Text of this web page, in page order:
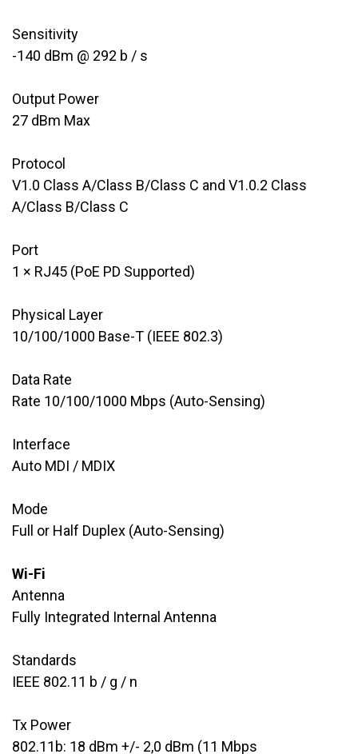
Sensitivity
​-140 dBm @ 292 b / s
Output Power
​27 dBm Max
Protocol
​V1.0 Class A/Class B/Class C and V1.0.2 Class
A/Class B/Class C
Port
​​1 × RJ45 (PoE PD Supported)
Physical Layer
10/100/1000 Base-T (IEEE 802.3)
Data Rate
Rate 10/100/1000 Mbps (Auto-Sensing)
Interface
​Auto MDI / MDIX
Mode
​Full or Half Duplex (Auto-Sensing)
Wi-Fi
Antenna
Fully Integrated Internal Antenna
Standards
​​IEEE 802.11 b / g / n
Tx Power
​802.11b: 18 dBm +/- 2,0 dBm (11 Mbps